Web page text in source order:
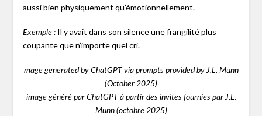
aussi bien physiquement qu’émotionnellement.
Exemple :Il y avait dans son silence une frangilité plus
coupante que n’importe quel cri.
mage generated by ChatGPT via prompts provided by J.L. Munn
(October 2025)
image généré par ChatGPT à partir des invites fournies par J.L.
Munn (octobre 2025)